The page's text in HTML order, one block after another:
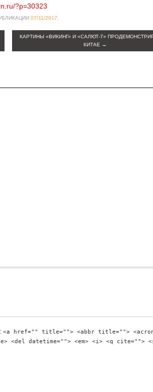
?p=30323
07/11/2017
КАРТИНЫ «ВИКИНГ» И «САЛЮТ-7»
КИТАЕ →
<a href="" title=""> <abbr title="">
<del datetime=""> <em> <i> <q cite="">